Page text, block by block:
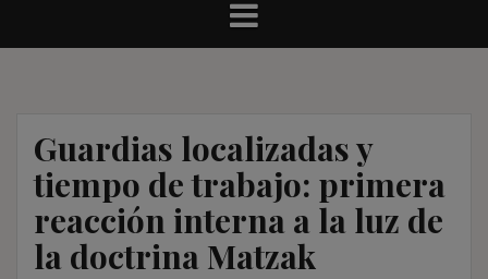
Guardias localizadas y
tiempo de trabajo: primera
reacción interna a la luz de
la doctrina Matzak